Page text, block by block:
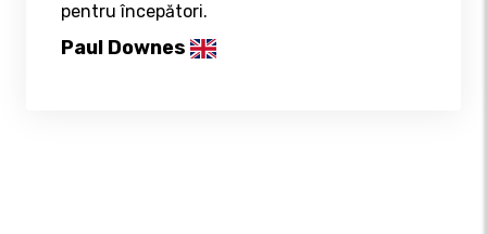
pentru începători.
Paul Downes